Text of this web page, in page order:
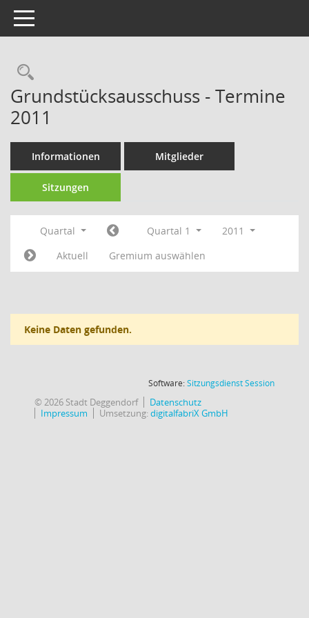
Toggle navigation
Rechercheauswahl
Grundstücksausschuss - Termine
2011
Informationen Mitglieder
Sitzungen
Quartal Quartal 1
2011
Aktuell
Gremium auswählen
Keine Daten gefunden.
Software:SitzungsdienstSession(Wird in
© 2026 Stadt Deggendorf
Datenschutz
Impressum
Umsetzung:digitalfabriX GmbH